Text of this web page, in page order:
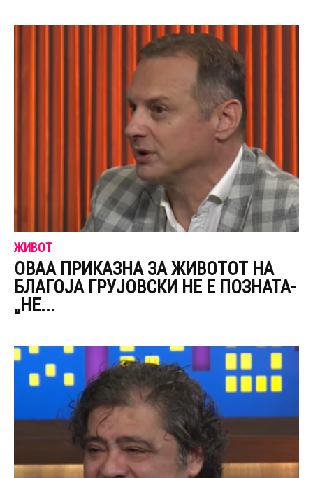
ЖИВОТ
ОВАА ПРИКАЗНА ЗА ЖИВОТОТ НА
БЛАГОЈА ГРУЈОВСКИ НЕ Е ПОЗНАТА-
„НЕ...